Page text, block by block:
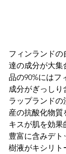
フィンランドの
達の成分が大集
品の90%にはフ
成分がぎっしり
ラップランドの
産の抗酸化物質
キスが肌を効果
豊富に含みデ
樹液がキシリト